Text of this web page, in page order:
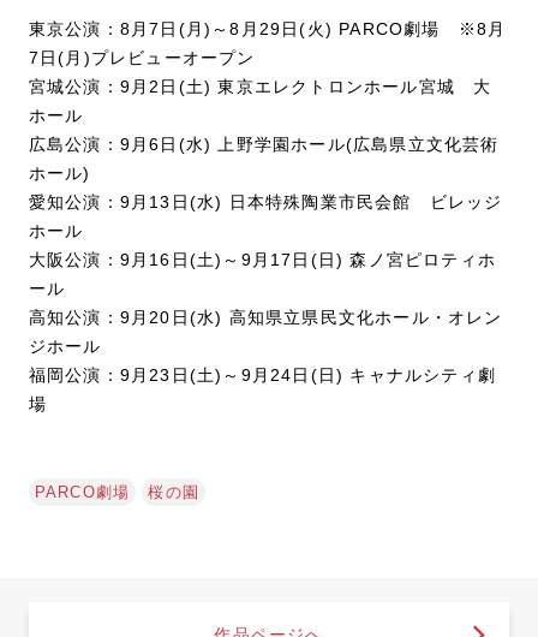
東京公演：8月7日(月)～8月29日(火) PARCO劇場 ※8月
7日(月)プレビューオープン
宮城公演：9月2日(土) 東京エレクトロンホール宮城 大
ホール
広島公演：9月6日(水) 上野学園ホール(広島県立文化芸術
ホール)
愛知公演：9月13日(水) 日本特殊陶業市民会館 ビレッジ
ホール
大阪公演：9月16日(土)～9月17日(日) 森ノ宮ピロティホ
ール
高知公演：9月20日(水) 高知県立県民文化ホール・オレン
ジホール
福岡公演：9月23日(土)～9月24日(日) キャナルシティ劇
場
PARCO劇場 桜の園